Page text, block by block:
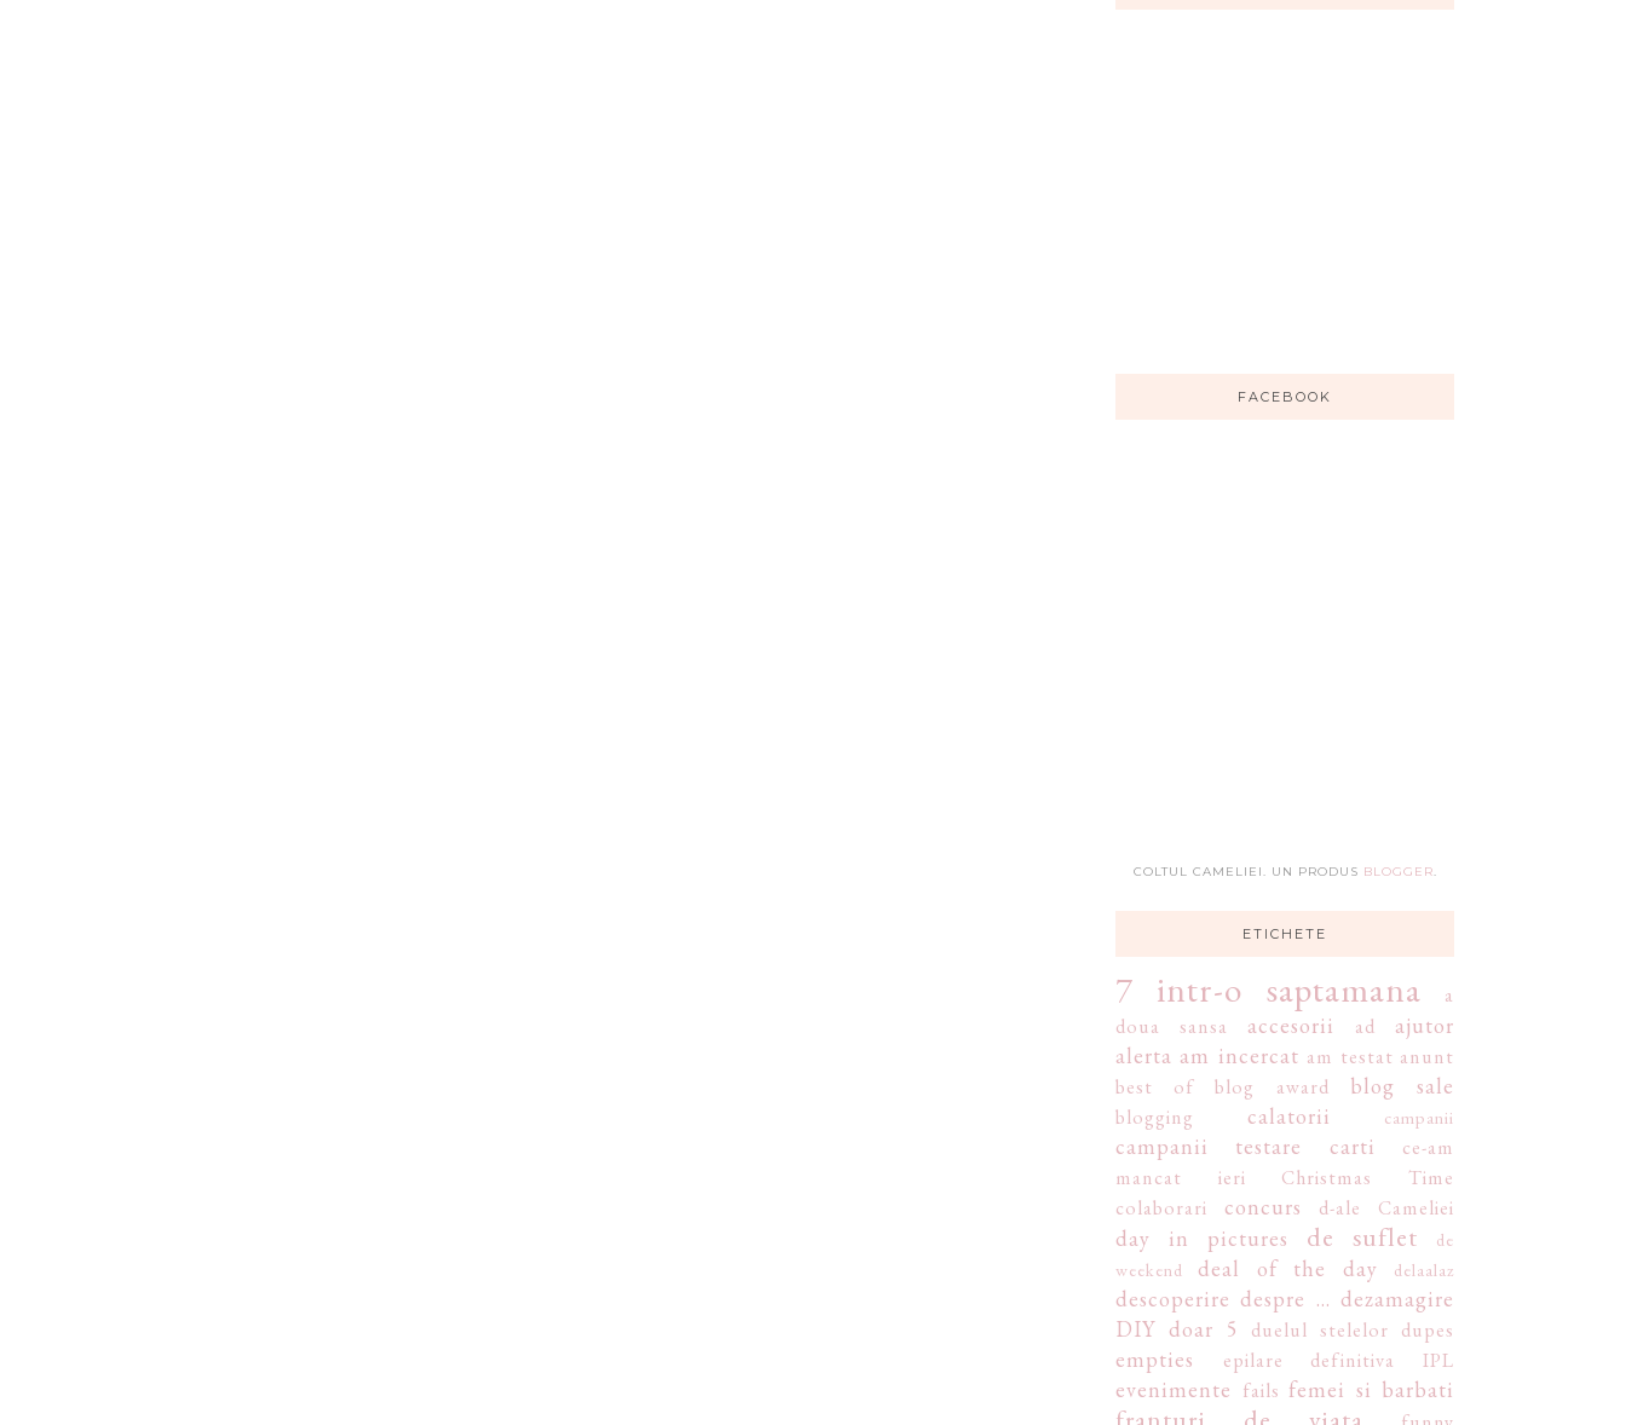
FACEBOOK
COLTUL CAMELIEI. UN PRODUS BLOGGER
ETICHETE
7 intr-o saptamana
a
doua sansa
accesorii ad
ajutor
alerta am incercat am testat anunt
best of
blog award blog sale
blogging calatorii campanii
campanii testare carti
ce-am
mancat ieri
Christmas Time
colaborari
concurs d-ale Cameliei
day in pictures de suflet
de
weekend
deal of the day delaalaz
descoperire despre ... dezamagire
DIY doar 5 duelul stelelor dupes
empties epilare definitiva IPL
evenimente fails femei si barbati